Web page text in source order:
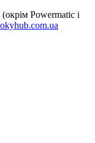
Powermatic і